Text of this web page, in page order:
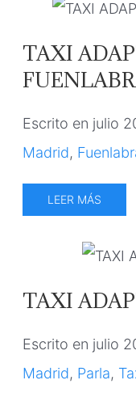
TAXI
Escrito en julio
Madrid,
LEER MÁS
TAXI
Escrito en julio
Madrid, Parla,